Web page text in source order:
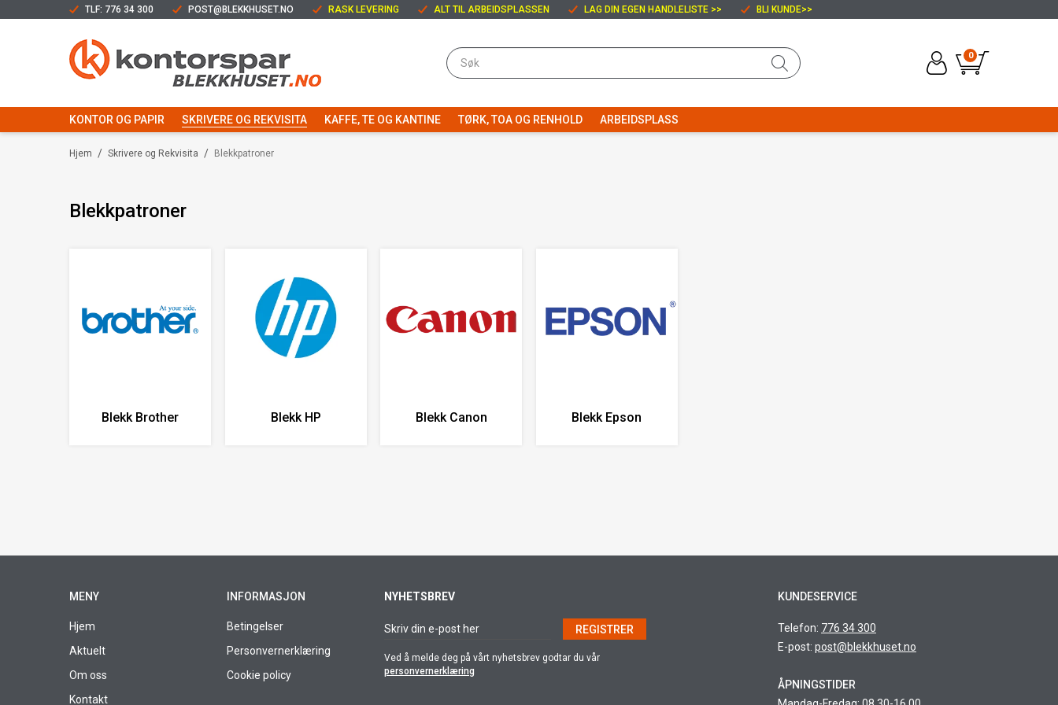
TLF: 776 34 300 POST@BLEKKHUSET.NO RASK LEVERING ALT TIL ARBEIDSPLASSEN LAG DIN EGEN HANDLELISTE >> BLI KUNDE>>
0
KONTOR OG PAPIR SKRIVERE OG REKVISITA KAFFE, TE OG KANTINE TØRK, TOA OG RENHOLD ARBEIDSPLASS
/
Hjem /
Skrivere og Rekvisita Blekkpatroner
Blekkpatroner
Blekk Brother Blekk HP Blekk Canon Blekk Epson
MENY
Hjem
Aktuelt
Om oss
Kontakt
INFORMASJON
Betingelser
Personvernerklæring
Cookie policy
NYHETSBREV
REGISTRER
Ved å melde deg på vårt nyhetsbrev godtar du vår
personvernerklæring
KUNDESERVICE
Telefon: 776 34 300
E-post: post@blekkhuset.no
ÅPNINGSTIDER